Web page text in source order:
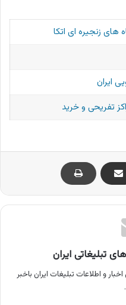
زنجیره ای اتکا
ایران
تفریحی و خرید
تبلیغاتی ایران
و اطلاعات تبلیغات ایران باخبر